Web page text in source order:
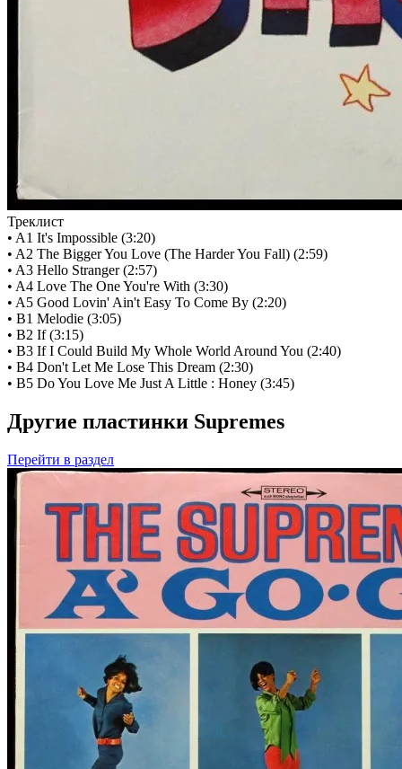
Треклист
• A1 It's Impossible (3:20)
• A2 The Bigger You Love (The Harder You Fall) (2:59)
• A3 Hello Stranger (2:57)
• A4 Love The One You're With (3:30)
• A5 Good Lovin' Ain't Easy To Come By (2:20)
• B1 Melodie (3:05)
• B2 If (3:15)
• B3 If I Could Build My Whole World Around You (2:40)
• B4 Don't Let Me Lose This Dream (2:30)
• B5 Do You Love Me Just A Little : Honey (3:45)
Другие пластинки Supremes
Перейти в раздел